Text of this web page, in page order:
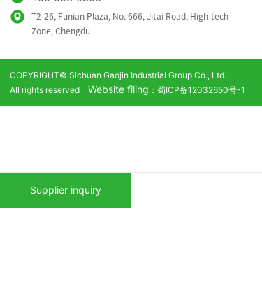
Supplier inquiry
COPYRIGHT© Sichuan Gaojin Industrial Group Co., Ltd.
All rights reserved Website filing ：蜀ICP备12032650号-1
T2-26, Funian Plaza, No. 666, Jitai Road, High-tech
Zone, Chengdu